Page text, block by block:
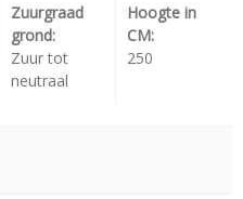
Zuurgraad
grond:
Zuur tot
neutraal
Hoogte in
CM:
250